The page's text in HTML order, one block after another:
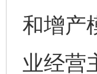
和增产
业经营